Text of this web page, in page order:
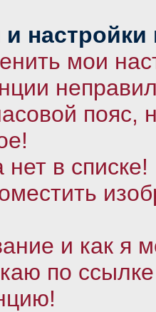
настройки
мои
пояс,
в списке!
и как я
по